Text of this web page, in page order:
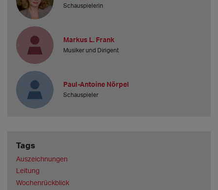
Schauspielerin
Markus L. Frank
Musiker und Dirigent
Paul-Antoine Nörpel
Schauspieler
Tags
Auszeichnungen
Leitung
Wochenrückblick